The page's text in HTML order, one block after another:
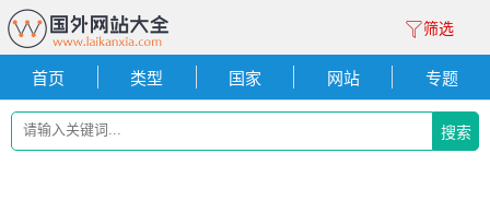
筛选
首页 类型 国家 网站 专题
搜索